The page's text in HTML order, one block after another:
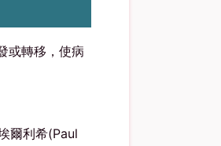
或轉移，使病
爾利希(Paul